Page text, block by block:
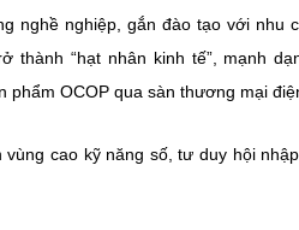
nghề nghiệp, gắn đào tạo với nhu
“hạt nhân kinh tế”, mạnh
phẩm OCOP qua sàn thương mại
vùng cao kỹ năng số, tư duy hội